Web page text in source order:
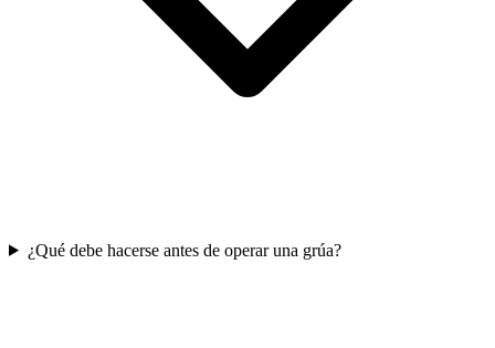
¿Qué debe hacerse antes de operar una grúa?